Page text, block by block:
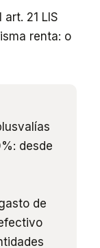
21 LIS
renta: o
desde
de